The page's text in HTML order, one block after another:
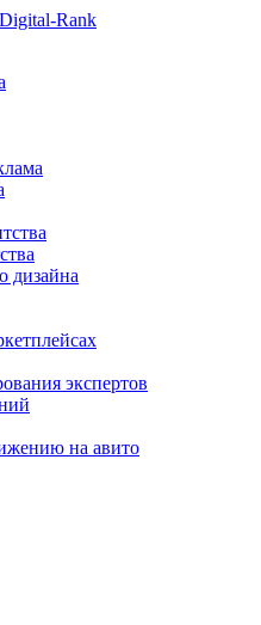
Digital-Rank
дизайна
экспертов
на авито